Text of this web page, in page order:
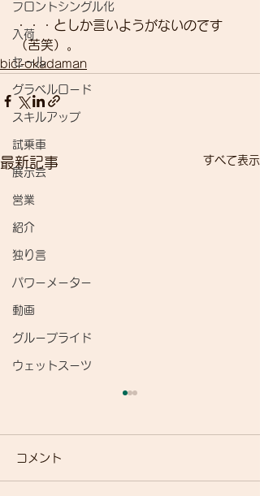
フロントシングル化
入荷
セール
グラベルロード
スキルアップ
試乗車
展示会
営業
紹介
独り言
パワーメーター
動画
グループライド
ウェットスーツ
・・・としか言いようがないのです
（苦笑）。
bici-okadaman
最新記事 すべて表示
コメント